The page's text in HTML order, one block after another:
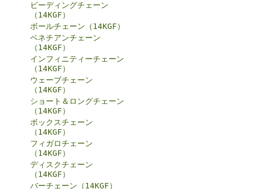
ビーディングチェーン
（14KGF）
ボールチェーン（14KGF）
ベネチアンチェーン
（14KGF）
インフィニティーチェーン
（14KGF）
ウェーブチェーン
（14KGF）
ショート＆ロングチェーン
（14KGF）
ボックスチェーン
（14KGF）
フィガロチェーン
（14KGF）
ディスクチェーン
（14KGF）
バーチェーン（14KGF）